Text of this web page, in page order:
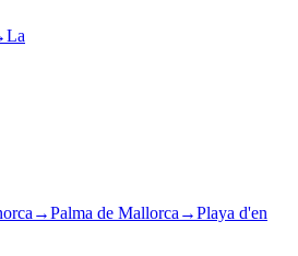
La
→Palma de Mallorca →Playa d'en